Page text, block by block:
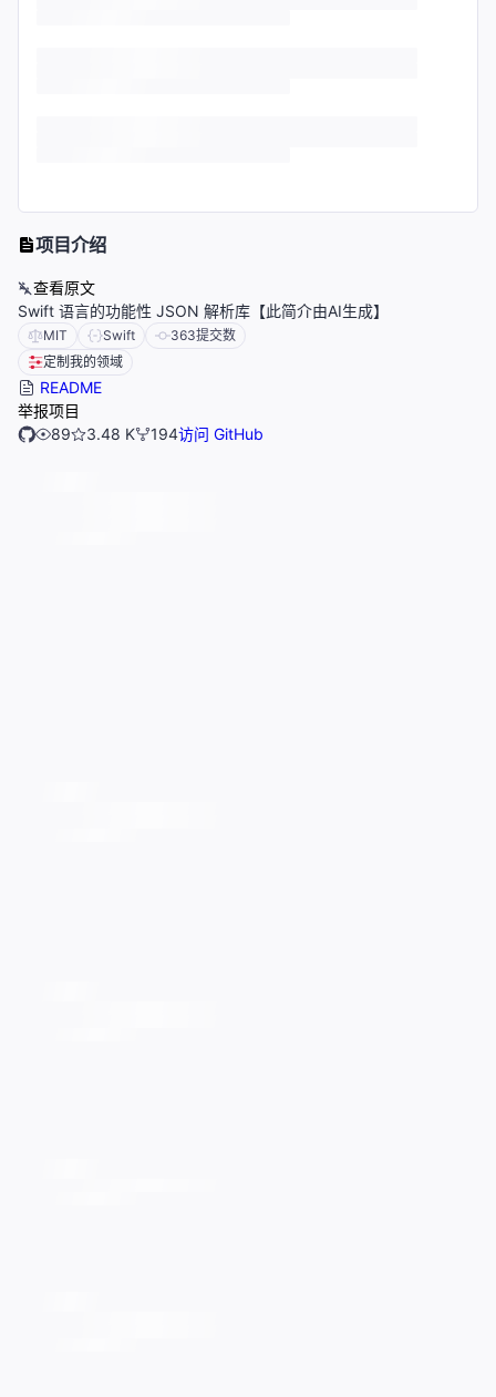
项目介绍
查看原文
Swift 语言的功能性 JSON 解析库【此简介由AI生成】
MIT Swift 363提交数
定制我的领域
README
举报项目
89
3.48 K 194访问 GitHub